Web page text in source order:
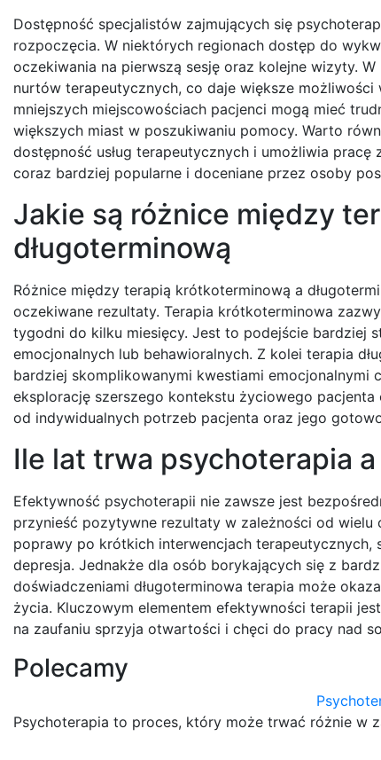
Dostępność specjalistów zajmujących się
rozpoczęcia. W niektórych regionach dostęp do
oczekiwania na pierwszą sesję oraz kolejne wizyty.
nurtów terapeutycznych, co daje większe
mniejszych miejscowościach pacjenci mogą mieć
większych miast w poszukiwaniu pomocy. Warto
dostępność usług terapeutycznych i umożliwia
coraz bardziej popularne i doceniane przez osoby
Jakie są różnice między
długoterminową
Różnice między terapią krótkoterminową a
oczekiwane rezultaty. Terapia krótkoterminowa
tygodni do kilku miesięcy. Jest to podejście bardziej
emocjonalnych lub behawioralnych. Z kolei terapia
bardziej skomplikowanymi kwestiami
eksplorację szerszego kontekstu życiowego
od indywidualnych potrzeb pacjenta oraz jego
Ile lat trwa psychoterapia
Efektywność psychoterapii nie zawsze jest
przynieść pozytywne rezultaty w zależności od wielu
poprawy po krótkich interwencjach
depresja. Jednakże dla osób borykających się z
doświadczeniami długoterminowa terapia może
życia. Kluczowym elementem efektywności terapii
na zaufaniu sprzyja otwartości i chęci do pracy nad
Polecamy
Psychoterapia to proces, który może trwać różnie w